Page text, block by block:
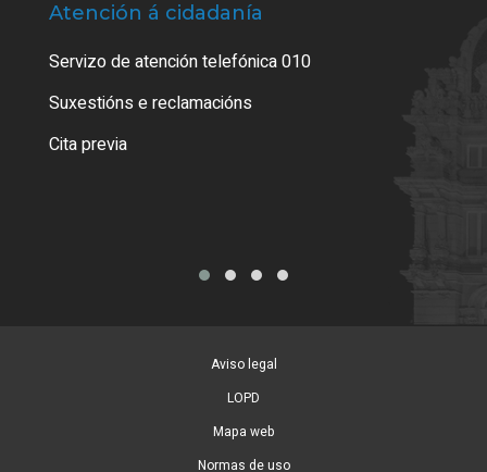
Atención á cidadanía
Servizo de atención telefónica 010
Suxestións e reclamacións
Cita previa
Aviso legal
LOPD
Mapa web
Normas de uso